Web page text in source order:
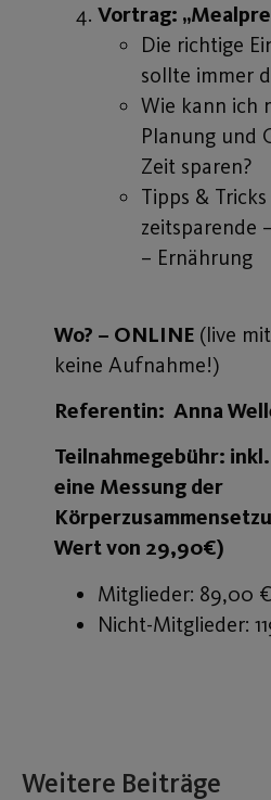
Vortrag:
Die richtige
sollte immer
Wie kann ich
Planung und
Zeit sparen?
Tipps &
zeitsparende
– Ernährung
Wo? – ONLINE (live
keine Aufnahme!)
Referentin: Anna
Teilnahmegebühr:
eine Messung der
Wert von 29,90€)
Mitglieder: 89,00 €
Nicht-Mitglieder:
Weitere Beiträge